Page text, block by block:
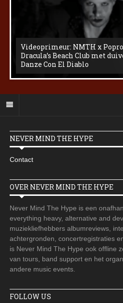
Videoprimeur: NMTH x
Dracula’s Beach Club met
Danze Con El Diablo
NEVER MIND THE HYPE
Contact
OVER NEVER MIND THE HYPE
Never Mind The Hype is een
everything heavy, alternative and
muziekliefhebbers albumreviews,
achtergronden, concertregistraties
is Never Mind The Hype ook offline
van tours, band support en het
andere music events.
FOLLOW US